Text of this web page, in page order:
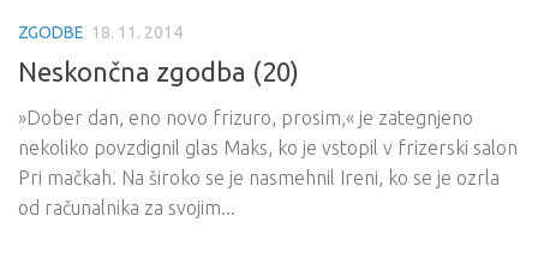
ZGODBE 18. 11. 2014
Neskončna zgodba (20)
»Dober dan, eno novo frizuro, prosim,« je zategnjeno
nekoliko povzdignil glas Maks, ko je vstopil v frizerski salon
Pri mačkah. Na široko se je nasmehnil Ireni, ko se je ozrla
od računalnika za svojim...